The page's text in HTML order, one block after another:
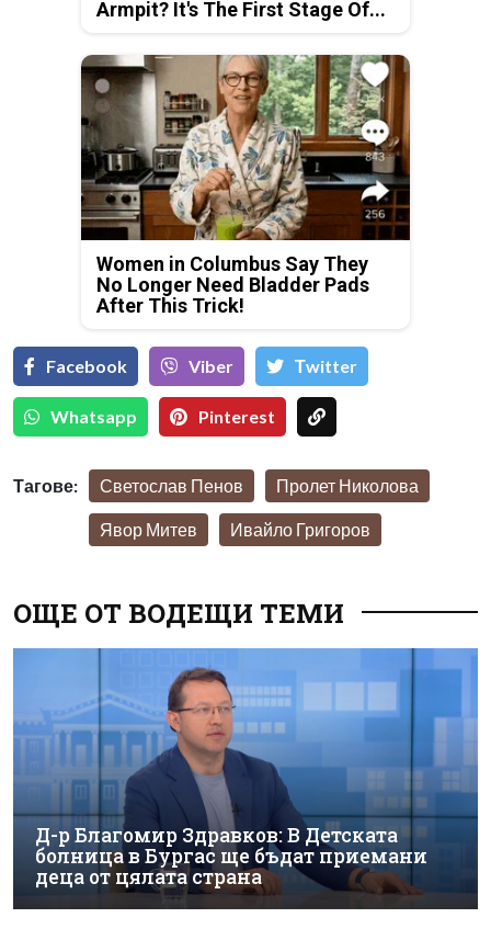
Armpit? It's The First Stage Of...
Women in Columbus Say They
No Longer Need Bladder Pads
After This Trick!
Facebook Viber Тwitter
Whatsapp Pinterest
Тагове: Светослав Пенов Пролет Николова
Явор Митев Ивайло Григоров
ОЩЕ ОТ ВОДЕЩИ ТЕМИ
Д-р Благомир Здравков: В Детската
болница в Бургас ще бъдат приемани
деца от цялата страна